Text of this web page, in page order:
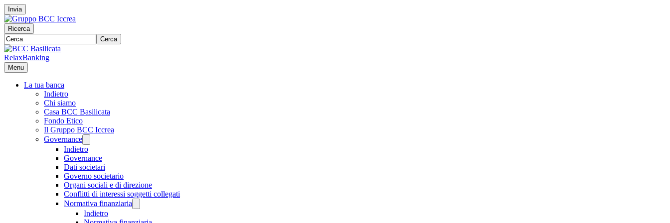
Invia
Ricerca
Cerca
RelaxBanking
Menu
La tua banca
Indietro
Chi siamo
Casa BCC Basilicata
Fondo Etico
Il Gruppo BCC Iccrea
Governance
Indietro
Governance
Dati societari
Governo societario
Organi sociali e di direzione
Conflitti di interessi soggetti collegati
Normativa finanziaria
Indietro